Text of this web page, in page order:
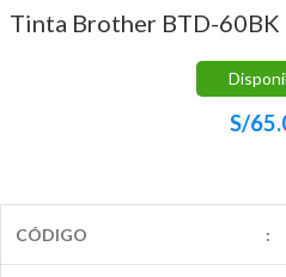
Tinta Brother BTD-60BK
S/
CÓDIGO :